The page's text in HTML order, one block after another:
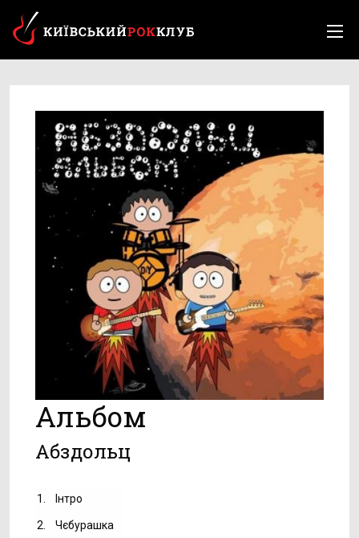
Альбом
Абздольц
1. Інтро
2. Чєбурашка